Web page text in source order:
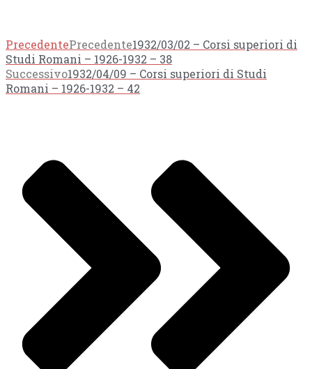
PrecedentePrecedente1932/03/02 – Corsi superiori di
Studi Romani – 1926-1932 – 38
Successivo1932/04/09 – Corsi superiori di Studi
Romani – 1926-1932 – 42